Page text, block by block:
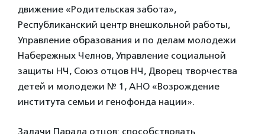
движение «Родительская забота»,
Республиканский центр внешкольной работы,
Управление образования и по делам молодежи
Набережных Челнов, Управление социальной
защиты НЧ, Союз отцов НЧ, Дворец творчества
детей и молодежи № 1, АНО «Возрождение
института семьи и генофонда нации».
Задачи Парада отцов: способствовать